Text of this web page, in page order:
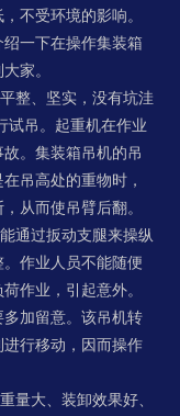
不受环境的影响。
一下在操作集装箱
家。
整、坚实，没有坑洼
试吊。起重机在作业
。集装箱吊机的吊
吊高处的重物时，
从而使吊臂后翻。
通过扳动支腿来操纵
作业人员不能随便
作业，引起意外。
加留意。该吊机转
行移动，因而操作
大、装卸效果好、